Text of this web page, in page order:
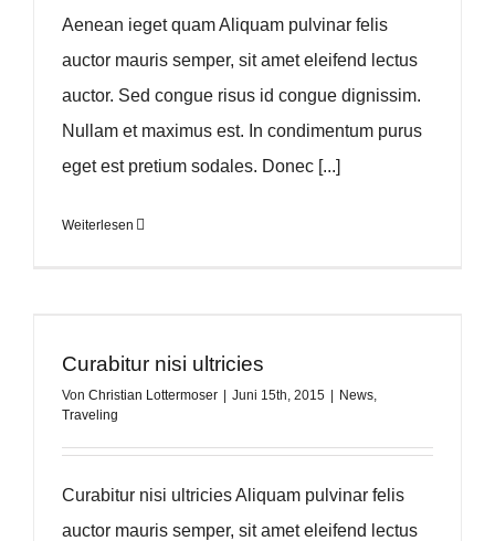
Aenean ieget quam Aliquam pulvinar felis
auctor mauris semper, sit amet eleifend lectus
auctor. Sed congue risus id congue dignissim.
Nullam et maximus est. In condimentum purus
eget est pretium sodales. Donec [...]
Weiterlesen
Curabitur nisi ultricies
Von Christian Lottermoser Juni 15th, 2015 News,
Traveling
Curabitur nisi ultricies Aliquam pulvinar felis
auctor mauris semper, sit amet eleifend lectus